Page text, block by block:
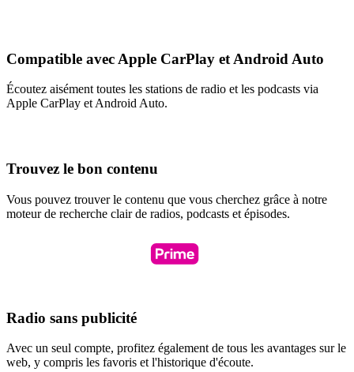
Compatible avec Apple CarPlay et Android Auto
Écoutez aisément toutes les stations de radio et les podcasts via
Apple CarPlay et Android Auto.
Trouvez le bon contenu
Vous pouvez trouver le contenu que vous cherchez grâce à notre
moteur de recherche clair de radios, podcasts et épisodes.
Radio sans publicité
Avec un seul compte, profitez également de tous les avantages sur le
web, y compris les favoris et l'historique d'écoute.